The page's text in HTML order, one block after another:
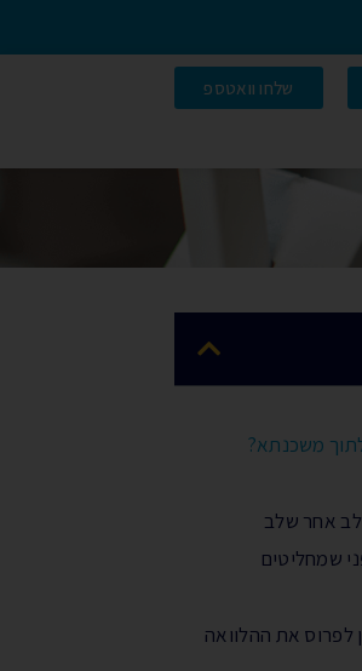
שלחו וואטספ
משכנתא?
אחר שלב
שמחליטים
לפרוס את ההלוואה